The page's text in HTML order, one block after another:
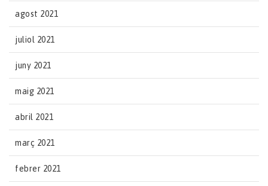
agost 2021
juliol 2021
juny 2021
maig 2021
abril 2021
març 2021
febrer 2021